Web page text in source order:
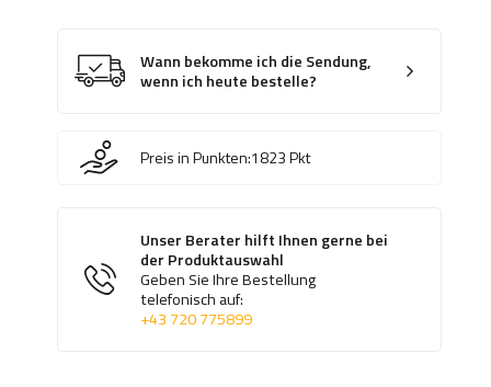
Wann bekomme ich die Sendung,
wenn ich heute bestelle?
Preis in Punkten:1823Pkt
Unser Berater hilft Ihnen gerne bei
der Produktauswahl
Geben Sie Ihre Bestellung
telefonisch auf:
+43 720 775899